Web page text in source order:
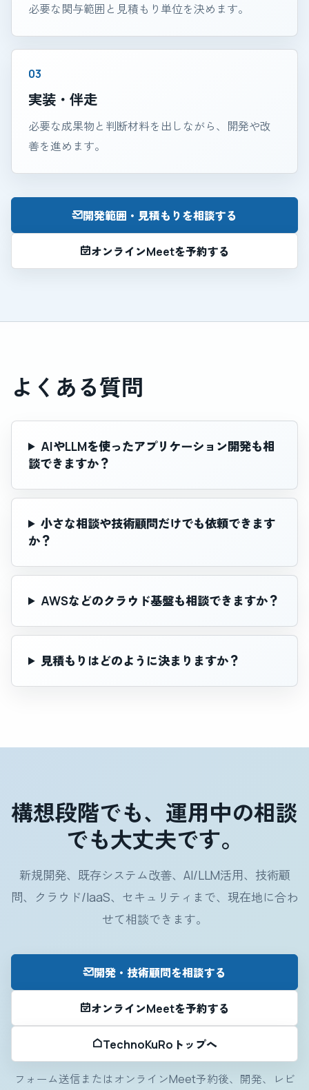
必要な関与範囲と見積もり単位を決めます。
実装・伴走
必要な成果物と判断材料を出しながら、開発や改
善を進めます。
開発範囲・見積もりを相談する
オンラインMeetを予約する
よくある質問
AIやLLMを使ったアプリケーション開発も相
談できますか？
小さな相談や技術顧問だけでも依頼できます
か？
AWSなどのクラウド基盤も相談できますか？
見積もりはどのように決まりますか？
構想段階でも、運用中の相談
でも大丈夫です。
新規開発、既存システム改善、AI/LLM活用、技術顧
問、クラウド/IaaS、セキュリティまで、現在地に合わ
せて相談できます。
開発・技術顧問を相談する
オンラインMeetを予約する
TechnoKuRoトップへ
フォーム送信またはオンラインMeet予約後、開発、レビ